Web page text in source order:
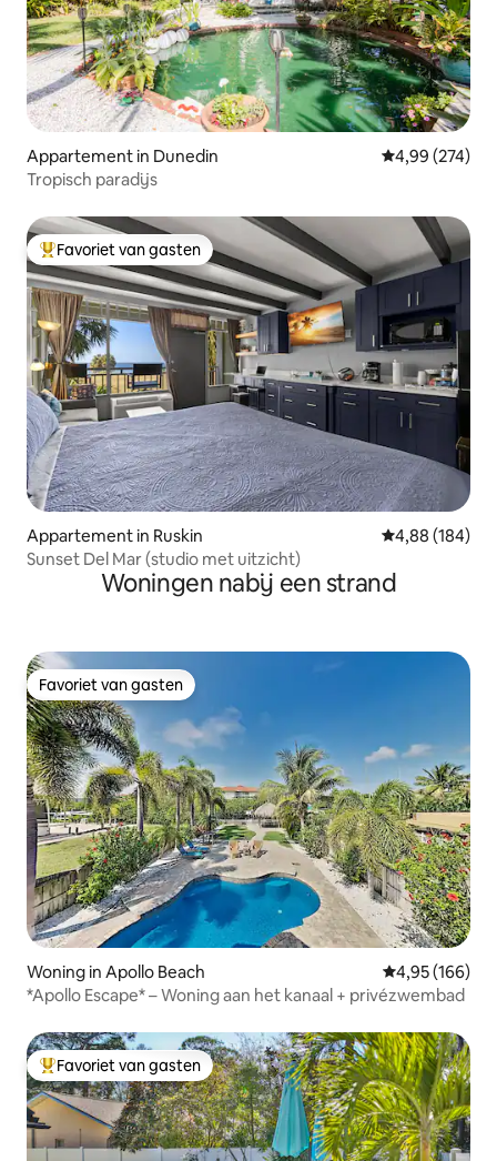
Appartement in Dunedin Gemiddelde
4,99 (274)
Tropisch paradijs
Topfavoriet van gasten
Favoriet van gasten
Appartement in Ruskin Gemiddelde
4,88 (184)
Sunset Del Mar (studio met uitzicht)
Woningen nabij een strand
Favoriet van gasten
Favoriet van gasten
Woning in Apollo Beach Gemiddelde
4,95 (166)
*Apollo Escape* – Woning aan het kanaal + privézwembad
Topfavoriet van gasten
Favoriet van gasten